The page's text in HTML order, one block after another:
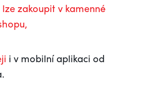
zakoupit v kamenné
i v mobilní aplikaci od